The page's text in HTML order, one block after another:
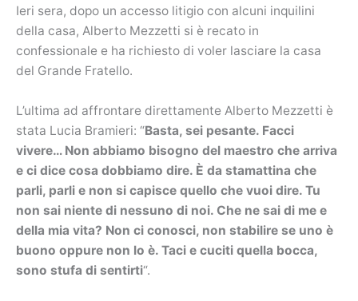
Ieri sera, dopo un accesso litigio con alcuni inquilini
della casa, Alberto Mezzetti si è recato in
confessionale e ha richiesto di voler lasciare la casa
del Grande Fratello.
L’ultima ad affrontare direttamente Alberto Mezzetti è
stata Lucia Bramieri: “Basta, sei pesante. Facci
vivere… Non abbiamo bisogno del maestro che arriva
e ci dice cosa dobbiamo dire. È da stamattina che
parli, parli e non si capisce quello che vuoi dire. Tu
non sai niente di nessuno di noi. Che ne sai di me e
della mia vita? Non ci conosci, non stabilire se uno è
buono oppure non lo è. Taci e cuciti quella bocca,
sono stufa di sentirti“.